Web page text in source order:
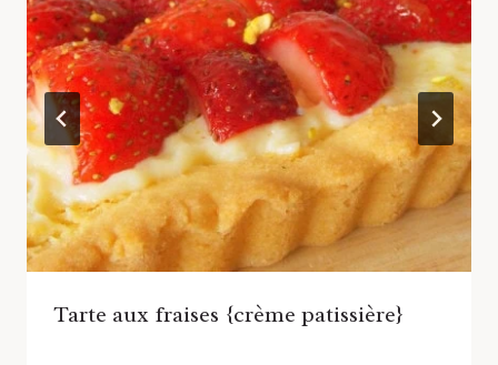
Tarte aux fraises {crème patissière}